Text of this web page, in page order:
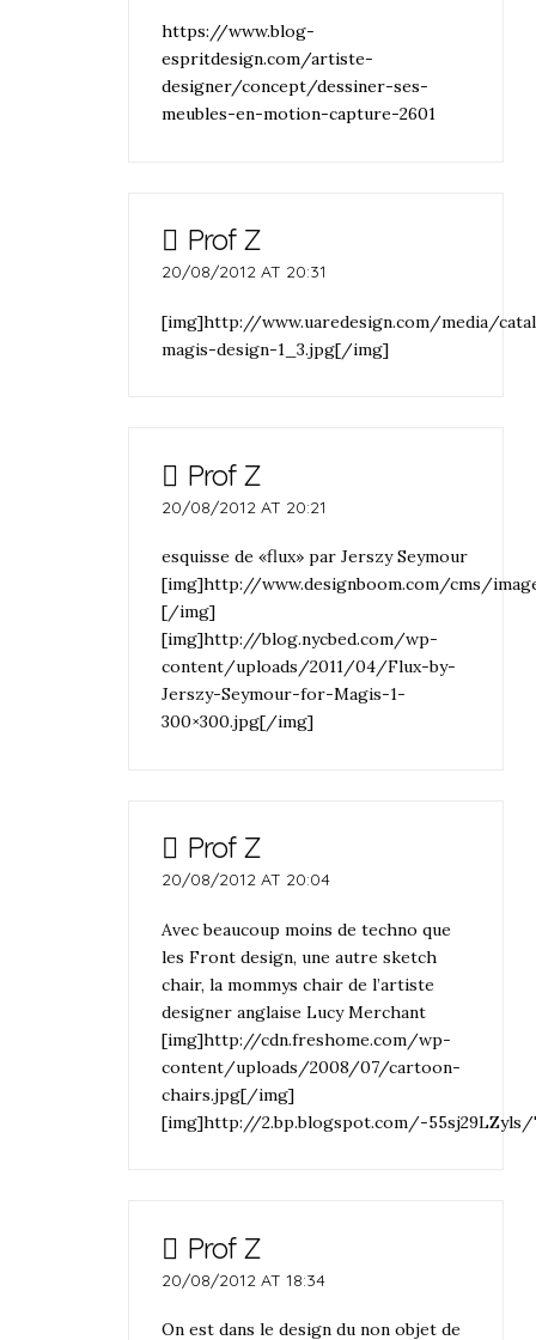
https://www.blog-
espritdesign.com/artiste-
designer/concept/dessiner-ses-
meubles-en-motion-capture-2601
Prof Z
20/08/2012 AT 20:31
[img]http://www.uaredesign.com/media/
magis-design-1_3.jpg[/img]
Prof Z
20/08/2012 AT 20:21
esquisse de «flux» par Jerszy Seymour
[img]http://www.designboom.com/cms/
[/img]
[img]http://blog.nycbed.com/wp-
content/uploads/2011/04/Flux-by-
Jerszy-Seymour-for-Magis-1-
300×300.jpg[/img]
Prof Z
20/08/2012 AT 20:04
Avec beaucoup moins de techno que
les Front design, une autre sketch
chair, la mommys chair de l’artiste
designer anglaise Lucy Merchant
[img]http://cdn.freshome.com/wp-
content/uploads/2008/07/cartoon-
chairs.jpg[/img]
[img]http://2.bp.blogspot.com/-
Prof Z
20/08/2012 AT 18:34
On est dans le design du non objet de